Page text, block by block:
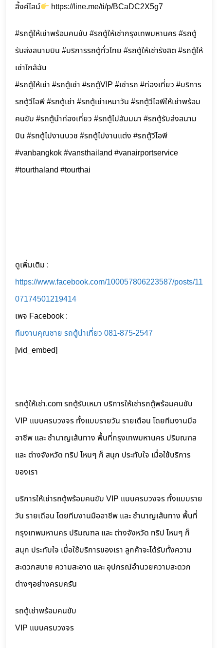
ลิ้งค์ไลน์
https://line.me/ti/p/BCaDC2X5g7
#รถตู้ให้เช่าพร้อมคนขับ #รถตู้ให้เช่ากรุงเทพมหานคร #รถตู้
รับส่งสนามบิน #บริการรถตู้ทั่วไทย #รถตู้ให้เช่ารังสิต #รถตู้ให้
เช่าใกล้ฉัน
#รถตู้ให้เช่า #รถตู้เช่า #รถตู้VIP #เช่ารถ #ท่องเที่ยว #บริการ
รถตู้วีไอพี #รถตู้เช่า #รถตู้เช่าเหมาวัน #รถตู้วีไอพีให้เช่าพร้อม
คนขับ #รถตู้นำท่องเที่ยว #รถตู้ไปสัมมนา #รถตู้รับส่งสนาม
บิน #รถตู้ไปงานบวช #รถตู้ไปงานแต่ง #รถตู้วีไอพี
#vanbangkok #vansthailand #vanairportservice
#tourthaland #tourthai
ดูเพิ่มเติม :
https://www.facebook.com/100057806223587/posts/11
07174501219414
เพจ Facebook :
ทีมงานคุณชาย รถตู้นำเที่ยว 081-875-2547
[vid_embed]
รถตู้ให้เช่า.com รถตู้รับเหมา บริการให้เช่ารถตู้พร้อมคนขับ
VIP แบบครบวงจร ทั้งแบบรายวัน รายเดือน โดยทีมงานมือ
อาชีพ และ ชำนาญเส้นทาง พื้นที่กรุงเทพมหานคร ปริมณฑล
และ ต่างจังหวัด ทริป ไหนๆ ก็ สนุก ประทับใจ เมื่อใช้บริการ
ของเรา
บริการให้เช่ารถตู้พร้อมคนขับ VIP แบบครบวงจร ทั้งแบบราย
วัน รายเดือน โดยทีมงานมืออาชีพ และ ชำนาญเส้นทาง พื้นที่
กรุงเทพมหานคร ปริมณฑล และ ต่างจังหวัด ทริป ไหนๆ ก็
สนุก ประทับใจ เมื่อใช้บริการของเรา ลูกค้าจะได้รับทั้งความ
สะดวกสบาย ความสะอาด และ อุปกรณ์อำนวยความสะดวก
ต่างๆอย่างครบครัน
รถตู้เช่าพร้อมคนขับ
VIP แบบครบวงจร